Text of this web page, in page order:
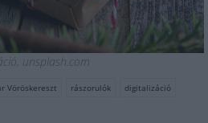
unsplash.com
Vöröskereszt rászorulók
digitalizáció